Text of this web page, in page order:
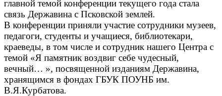
главной темой конференции текущего года стала
связь Державина с Псковской землей.
В конференции приняли участие сотрудники музеев,
педагоги, студенты и учащиеся, библиотекари,
краеведы, в том числе и сотрудник нашего Центра с
темой «Я памятник воздвиг себе чудесный,
вечный… », посвященной изданиям Державина,
хранящимся в фондах ГБУК ПОУНБ им.
В.Я.Курбатова.